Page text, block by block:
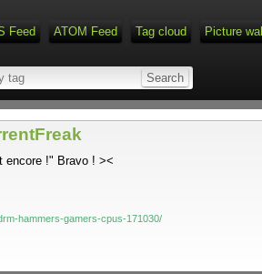
Feed ATOM Feed Tag cloud Picture wall
encore !" Bravo ! ><
hammers-gamers-cpus-171030/